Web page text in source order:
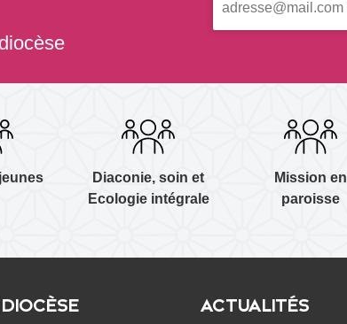
Diaconie, soin et
Ecologie intégrale
Mission en
paroisse
ACTUALITÉS